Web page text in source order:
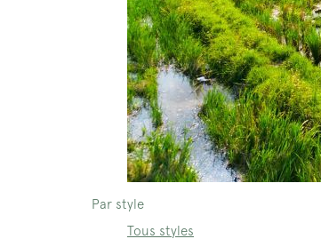
Par style
Tous styles